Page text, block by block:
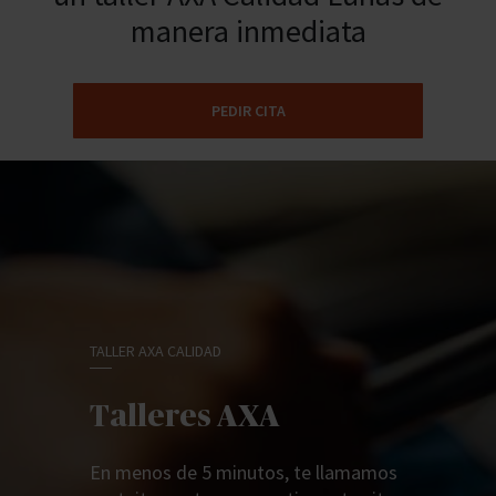
manera inmediata
PEDIR CITA
TALLER AXA CALIDAD
Talleres AXA
En menos de 5 minutos, te llamamos